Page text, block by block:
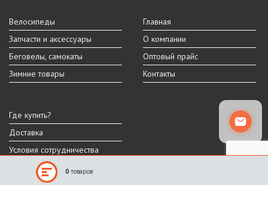
Велосипеды
Запчасти и аксессуары
Беговелы, самокаты
Зимние товары
Главная
О компании
Оптовый прайс
Контакты
Где купить?
Доставка
Условия сотрудничества
Реальный внешний вид и технические характеристики товара могут
0 товаров